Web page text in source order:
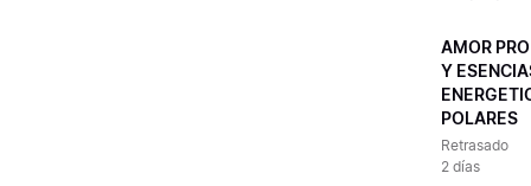
AMOR
Y
POLARES
Retrasado
2 días